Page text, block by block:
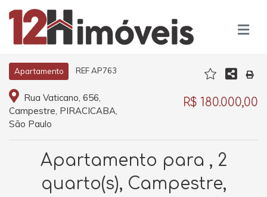
Apartamento REF AP763
Rua Vaticano, 656,
Campestre, PIRACICABA,
São Paulo
R$ 180.000,00
Apartamento para , 2
quarto(s), Campestre,